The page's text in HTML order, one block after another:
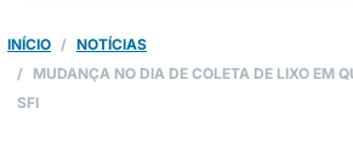
INÍCIO
NOTÍCIAS
MUDANÇA NO DIA DE COLETA DE LIXO EM
SFI